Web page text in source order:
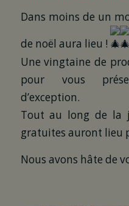
Dans moins de un
de noël aura lieu !
Une vingtaine de
pour vous
d’exception.
Tout au long de la
gratuites auront lieu
Nous avons hâte de